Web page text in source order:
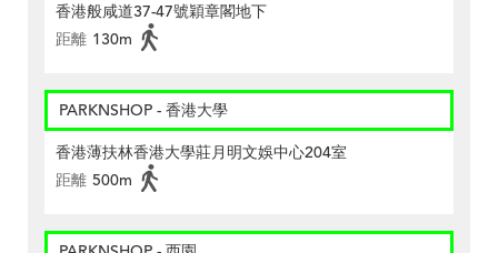
香港般咸道37-47號穎章閣地下
距離 130m
PARKNSHOP - 香港大學
香港薄扶林香港大學莊月明文娛中心204室
距離 500m